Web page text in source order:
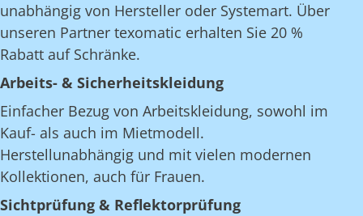
unabhängig von Hersteller oder Systemart. Über
unseren Partner texomatic erhalten Sie 20 %
Rabatt auf Schränke.
Arbeits- & Sicherheitskleidung
Einfacher Bezug von Arbeitskleidung, sowohl im
Kauf- als auch im Mietmodell.
Herstellunabhängig und mit vielen modernen
Kollektionen, auch für Frauen.
Sichtprüfung & Reflektorprüfung